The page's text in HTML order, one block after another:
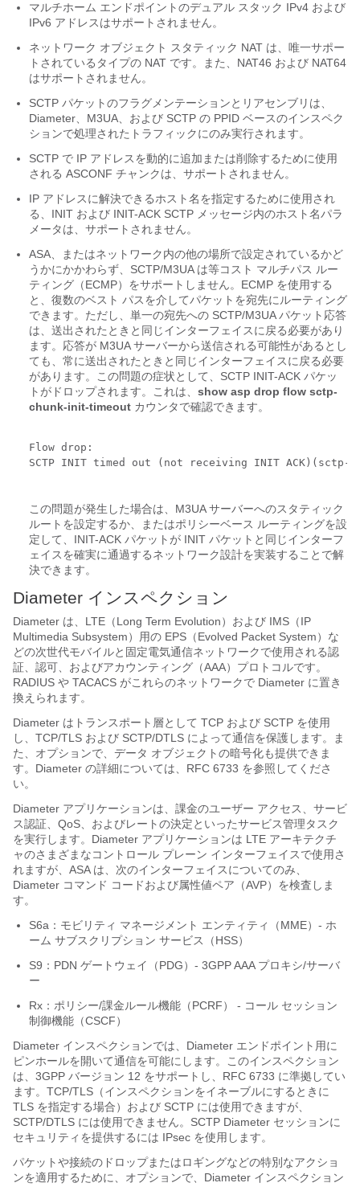
マルチホーム エンドポイントのデュアル スタック IPv4 および
IPv6 アドレスはサポートされません。
ネットワーク オブジェクト スタティック NAT は、唯一サポー
トされているタイプの NAT です。また、NAT46 および NAT64
はサポートされません。
SCTP パケットのフラグメンテーションとリアセンブリは、
Diameter、M3UA、および SCTP の PPID ベースのインスペク
ションで処理されたトラフィックにのみ実行されます。
SCTP で IP アドレスを動的に追加または削除するために使用
される ASCONF チャンクは、サポートされません。
IP アドレスに解決できるホスト名を指定するために使用され
る、INIT および INIT-ACK SCTP メッセージ内のホスト名パラ
メータは、サポートされません。
ASA、またはネットワーク内の他の場所で設定されているかど
うかにかかわらず、SCTP/M3UA は等コスト マルチパス ルー
ティング（ECMP）をサポートしません。ECMP を使用する
と、復数のベスト パスを介してパケットを宛先にルーティング
できます。ただし、単一の宛先への SCTP/M3UA パケット応答
は、送出されたときと同じインターフェイスに戻る必要があり
ます。応答が M3UA サーバーから送信される可能性があるとし
ても、常に送出されたときと同じインターフェイスに戻る必要
があります。この問題の症状として、SCTP INIT-ACK パケッ
トがドロップされます。これは、 show asp drop flow sctp-
chunk-init-timeout カウンタで確認できます。
Flow drop:
SCTP INIT timed out (not receiving INIT ACK)(sctp-
この問題が発生した場合は、M3UA サーバーへのスタティック
ルートを設定するか、またはポリシーベース ルーティングを設
定して、INIT-ACK パケットが INIT パケットと同じインターフ
ェイスを確実に通過するネットワーク設計を実装することで解
決できます。
Diameter インスペクション
Diameter は、LTE（Long Term Evolution）および IMS（IP
Multimedia Subsystem）用の EPS（Evolved Packet System）な
どの次世代モバイルと固定電気通信ネットワークで使用される認
証、認可、およびアカウンティング（AAA）プロトコルです。
RADIUS や TACACS がこれらのネットワークで Diameter に置き
換えられます。
Diameter はトランスポート層として TCP および SCTP を使用
し、TCP/TLS および SCTP/DTLS によって通信を保護します。ま
た、オプションで、データ オブジェクトの暗号化も提供できま
す。Diameter の詳細については、RFC 6733 を参照してくださ
い。
Diameter アプリケーションは、課金のユーザー アクセス、サービ
ス認証、QoS、およびレートの決定といったサービス管理タスク
を実行します。Diameter アプリケーションは LTE アーキテクチ
ャのさまざまなコントロール プレーン インターフェイスで使用さ
れますが、ASA は、次のインターフェイスについてのみ、
Diameter コマンド コードおよび属性値ペア（AVP）を検査しま
す。
S6a：モビリティ マネージメント エンティティ（MME）- ホ
ーム サブスクリプション サービス（HSS）
S9：PDN ゲートウェイ（PDG）- 3GPP AAA プロキシ/サーバ
ー
Rx：ポリシー/課金ルール機能（PCRF） - コール セッション
制御機能（CSCF）
Diameter インスペクションでは、Diameter エンドポイント用に
ピンホールを開いて通信を可能にします。このインスペクション
は、3GPP バージョン 12 をサポートし、RFC 6733 に準拠してい
ます。 TCP/TLS（インスペクションをイネーブルにするときに
TLS を指定する場合）および SCTP には使用できますが、
SCTP/DTLS には使用できません。SCTP Diameter セッションに
セキュリティを提供するには IPsec を使用します。
パケットや接続のドロップまたはロギングなどの特別なアクショ
ンを適用するために、オプションで、Diameter インスペクション